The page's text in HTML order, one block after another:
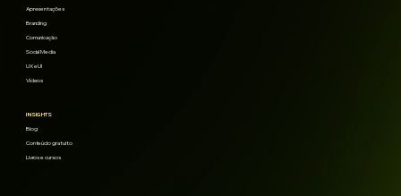
Apresentações
Branding
Comunicação
Social Media
UX e UI
Vídeos
INSIGHTS
Blog
Conteúdo gratuito
Livros e cursos